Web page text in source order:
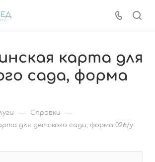
карта для
сада, форма
— Справки —
для детского сада, форма 026/у